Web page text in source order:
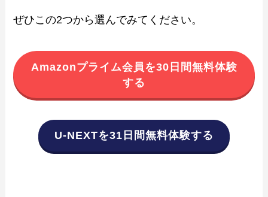
ぜひこの2つから選んでみてください。
Amazonプライム会員を30日間無料体験
する
U-NEXTを31日間無料体験する